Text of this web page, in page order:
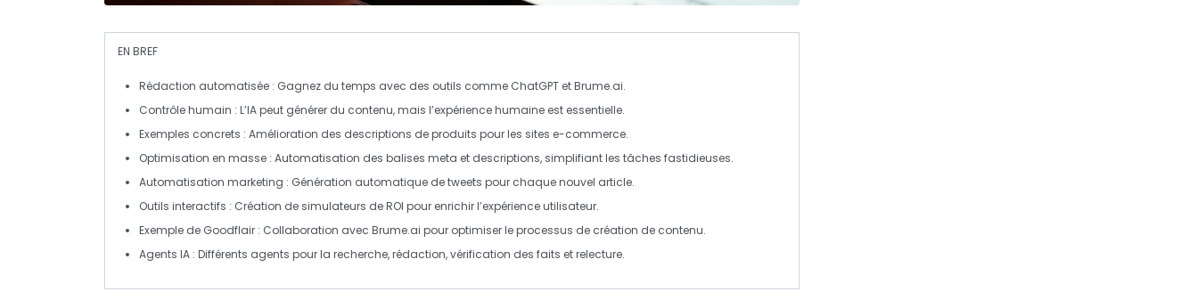
EN BREF
Rédaction automatisée : Gagnez du temps avec des outils comme ChatGPT et Brume.ai.
Contrôle humain : L’IA peut générer du contenu, mais l’expérience humaine est essentielle.
Exemples concrets : Amélioration des descriptions de produits pour les sites e-commerce.
Optimisation en masse : Automatisation des balises meta et descriptions, simplifiant les tâches fastidieuses.
Automatisation marketing : Génération automatique de tweets pour chaque nouvel article.
Outils interactifs : Création de simulateurs de ROI pour enrichir l’expérience utilisateur.
Exemple de Goodflair : Collaboration avec Brume.ai pour optimiser le processus de création de contenu.
Agents IA : Différents agents pour la recherche, rédaction, vérification des faits et relecture.